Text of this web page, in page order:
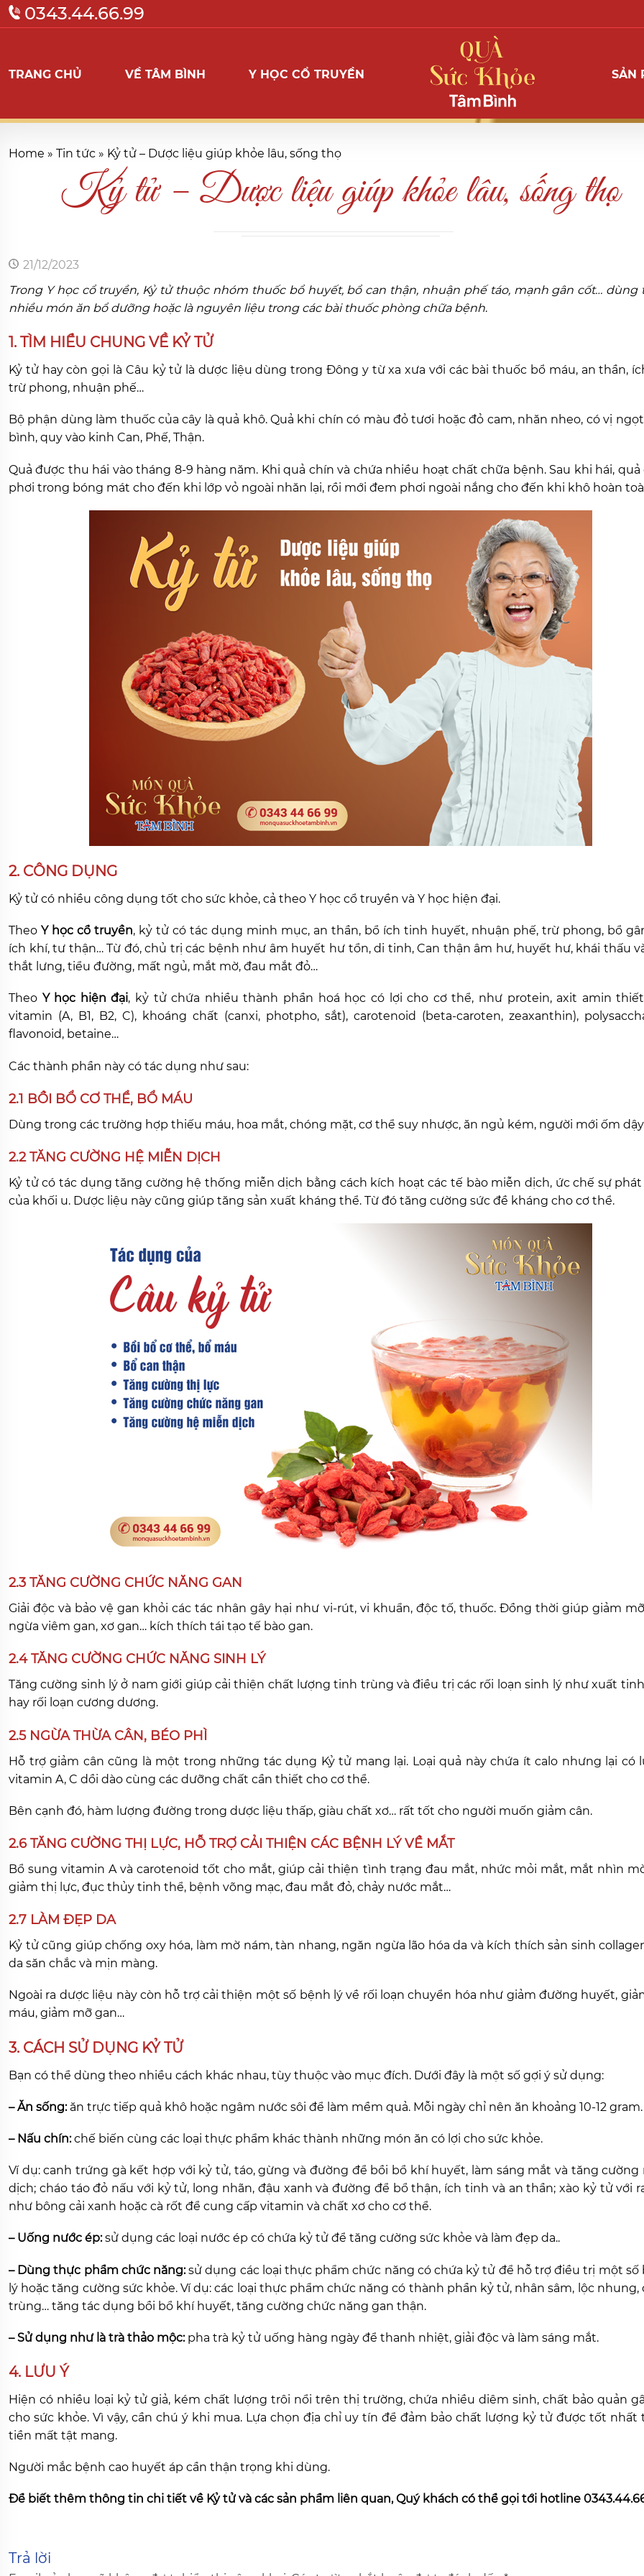
0343.44.66.99
TRANG CHỦ VỀ TÂM BÌNH Y HỌC CỔ TRUYỀN SẢN
Home » Tin tức » Kỷ tử – Dược liệu giúp khỏe lâu, sống thọ
Kỷ tử – Dược liệu giúp khỏe lâu, sống thọ
21/12/2023
Trong Y học cổ truyền, Kỷ tử thuộc nhóm thuốc bổ huyết, bổ can thận, nhuận phế táo, mạnh gân cốt… dùng
nhiều món ăn bổ dưỡng hoặc là nguyên liệu trong các bài thuốc phòng chữa bệnh.
1. TÌM HIỂU CHUNG VỀ KỶ TỬ
Kỷ tử hay còn gọi là Câu kỷ tử là dược liệu dùng trong Đông y từ xa xưa với các bài thuốc bổ máu, an thần,
trừ phong, nhuận phế…
Bộ phận dùng làm thuốc của cây là quả khô. Quả khi chín có màu đỏ tươi hoặc đỏ cam, nhăn nheo, có vị
bình, quy vào kinh Can, Phế, Thận.
Quả được thu hái vào tháng 8-9 hàng năm. Khi quả chín và chứa nhiều hoạt chất chữa bệnh. Sau khi hái, quả
phơi trong bóng mát cho đến khi lớp vỏ ngoài nhăn lại, rồi mới đem phơi ngoài nắng cho đến khi khô hoàn
2. CÔNG DỤNG
Kỷ tử có nhiều công dụng tốt cho sức khỏe, cả theo Y học cổ truyền và Y học hiện đại.
Theo Y học cổ truyền, kỷ tử có tác dụng minh mục, an thần, bổ ích tinh huyết, nhuận phế, trừ phong, bổ
ích khí, tư thận… Từ đó, chủ trị các bệnh như âm huyết hư tổn, di tinh, Can thận âm hư, huyết hư, khái thấu
thắt lưng, tiểu đường, mất ngủ, mắt mờ, đau mắt đỏ…
Theo Y học hiện đại, kỷ tử chứa nhiều thành phần hoá học có lợi cho cơ thể, như protein, axit amin
vitamin (A, B1, B2, C), khoáng chất (canxi, photpho, sắt), carotenoid (beta-caroten, zeaxanthin),
flavonoid, betaine…
Các thành phần này có tác dụng như sau:
2.1 BỒI BỔ CƠ THỂ, BỔ MÁU
Dùng trong các trường hợp thiếu máu, hoa mắt, chóng mặt, cơ thể suy nhược, ăn ngủ kém, người mới ốm
2.2 TĂNG CƯỜNG HỆ MIỄN DỊCH
Kỷ tử có tác dụng tăng cường hệ thống miễn dịch bằng cách kích hoạt các tế bào miễn dịch, ức chế sự
của khối u. Dược liệu này cũng giúp tăng sản xuất kháng thể. Từ đó tăng cường sức đề kháng cho cơ thể.
2.3 TĂNG CƯỜNG CHỨC NĂNG GAN
Giải độc và bảo vệ gan khỏi các tác nhân gây hại như vi-rút, vi khuẩn, độc tố, thuốc. Đồng thời giúp giảm
ngừa viêm gan, xơ gan… kích thích tái tạo tế bào gan.
2.4 TĂNG CƯỜNG CHỨC NĂNG SINH LÝ
Tăng cường sinh lý ở nam giới giúp cải thiện chất lượng tinh trùng và điều trị các rối loạn sinh lý như xuất
hay rối loạn cương dương.
2.5 NGỪA THỪA CÂN, BÉO PHÌ
Hỗ trợ giảm cân cũng là một trong những tác dụng Kỷ tử mang lại. Loại quả này chứa ít calo nhưng lại có
vitamin A, C dồi dào cùng các dưỡng chất cần thiết cho cơ thể.
Bên cạnh đó, hàm lượng đường trong dược liệu thấp, giàu chất xơ… rất tốt cho người muốn giảm cân.
2.6 TĂNG CƯỜNG THỊ LỰC, HỖ TRỢ CẢI THIỆN CÁC BỆNH LÝ VỀ MẮT
Bổ sung vitamin A và carotenoid tốt cho mắt, giúp cải thiện tình trạng đau mắt, nhức mỏi mắt, mắt nhìn
giảm thị lực, đục thủy tinh thể, bệnh võng mạc, đau mắt đỏ, chảy nước mắt…
2.7 LÀM ĐẸP DA
Kỷ tử cũng giúp chống oxy hóa, làm mờ nám, tàn nhang, ngăn ngừa lão hóa da và kích thích sản sinh
da săn chắc và mịn màng.
Ngoài ra dược liệu này còn hỗ trợ cải thiện một số bệnh lý về rối loạn chuyển hóa như giảm đường huyết,
máu, giảm mỡ gan…
3. CÁCH SỬ DỤNG KỶ TỬ
Bạn có thể dùng theo nhiều cách khác nhau, tùy thuộc vào mục đích. Dưới đây là một số gợi ý sử dụng:
– Ăn sống:ăn trực tiếp quả khô hoặc ngâm nước sôi để làm mềm quả. Mỗi ngày chỉ nên ăn khoảng 10-12 gram.
– Nấu chín:chế biến cùng các loại thực phẩm khác thành những món ăn có lợi cho sức khỏe.
Ví dụ: canh trứng gà kết hợp với kỷ tử, táo, gừng và đường để bồi bổ khí huyết, làm sáng mắt và tăng cường
dịch; cháo táo đỏ nấu với kỷ tử, long nhãn, đậu xanh và đường để bổ thận, ích tinh và an thần; xào kỷ tử với
như bông cải xanh hoặc cà rốt để cung cấp vitamin và chất xơ cho cơ thể.
– Uống nước ép:sử dụng các loại nước ép có chứa kỷ tử để tăng cường sức khỏe và làm đẹp da..
– Dùng thực phẩm chức năng:sử dụng các loại thực phẩm chức năng có chứa kỷ tử để hỗ trợ điều trị một số
lý hoặc tăng cường sức khỏe. Ví dụ: các loại thực phẩm chức năng có thành phần kỷ tử, nhân sâm, lộc nhung,
trùng… tăng tác dụng bồi bổ khí huyết, tăng cường chức năng gan thận.
– Sử dụng như là trà thảo mộc:pha trà kỷ tử uống hàng ngày để thanh nhiệt, giải độc và làm sáng mắt.
4. LƯU Ý
Hiện có nhiều loại kỷ tử giả, kém chất lượng trôi nổi trên thị trường, chứa nhiều diêm sinh, chất bảo quản
cho sức khỏe. Vì vậy, cần chú ý khi mua. Lựa chọn địa chỉ uy tín để đảm bảo chất lượng kỷ tử được tốt nhất
tiền mất tật mang.
Người mắc bệnh cao huyết áp cần thận trọng khi dùng.
Để biết thêm thông tin chi tiết về Kỷ tử và các sản phẩm liên quan, Quý khách có thể gọi tới hotline
Trả lời